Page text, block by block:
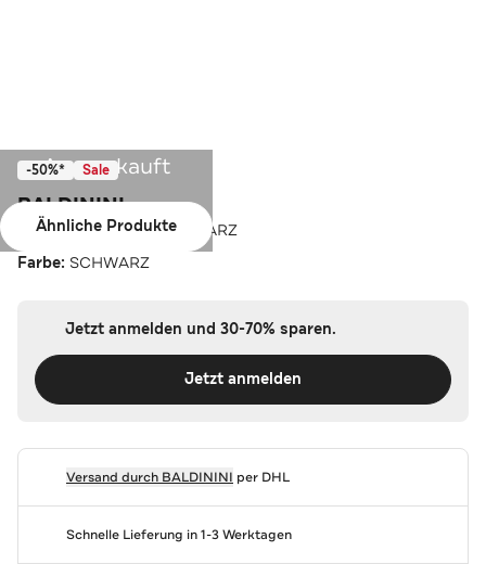
Ausverkauft
Ähnliche Produkte
-50%* Sale
BALDININI
Slipper BALDININI SCHWARZ
Farbe: SCHWARZ
Jetzt anmelden und 30-70% sparen.
Jetzt anmelden
Versand durch BALDININI per DHL
Schnelle Lieferung in 1-3 Werktagen